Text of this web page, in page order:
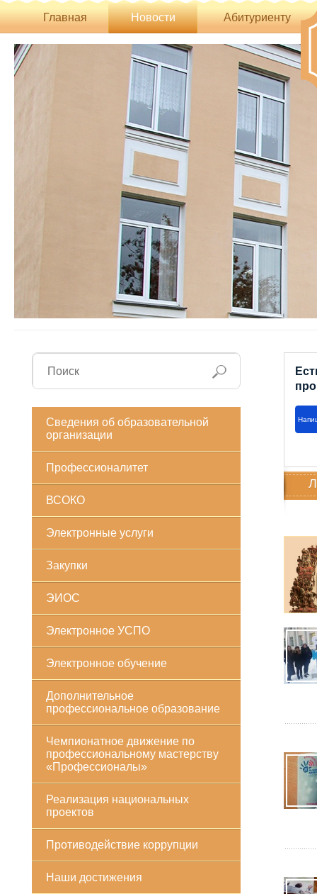
Главная Новости Абитуриенту
Сведения об образовательной
организации
Профессионалитет
ВСОКО
Электронные услуги
Закупки
ЭИОС
Электронное УСПО
Электронное обучение
Дополнительное
профессиональное образование
Чемпионатное движение по
профессиональному мастерству
«Профессионалы»
Реализация национальных
проектов
Противодействие коррупции
Наши достижения